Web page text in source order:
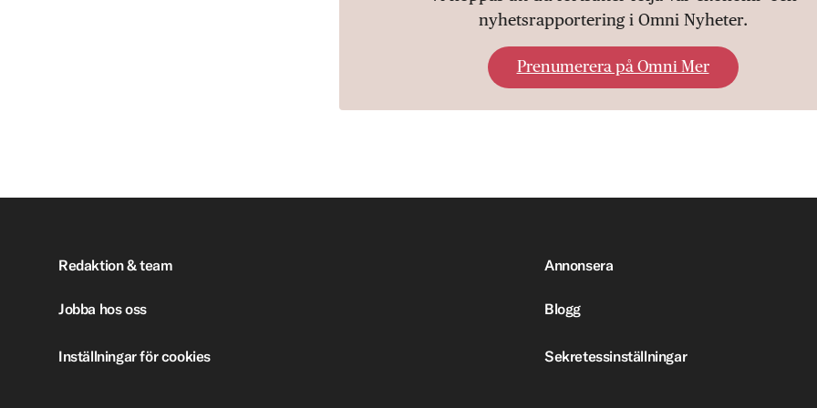
nyhetsrapportering i Omni Nyheter.
Prenumerera på Omni Mer
Redaktion & team Annonsera
Jobba hos oss Blogg
Inställningar för cookies Sekretessinställningar